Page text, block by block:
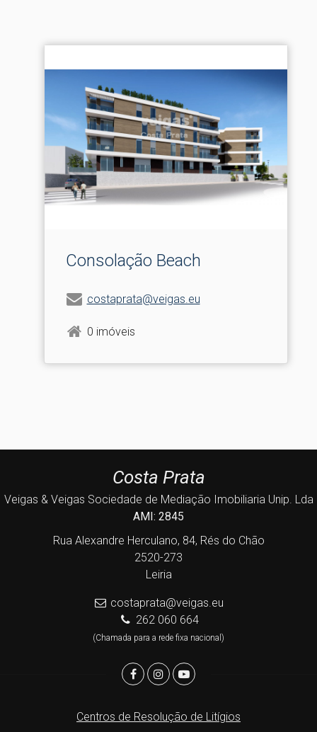
Consolação Beach
costaprata@veigas.eu
0 imóveis
Costa Prata
Veigas & Veigas Sociedade de Mediação Imobiliaria Unip. Lda
AMI: 2845
Rua Alexandre Herculano, 84, Rés do Chão
2520-273
Leiria
costaprata@veigas.eu
262 060 664
(Chamada para a rede fixa nacional)
Centros de Resolução de Litígios